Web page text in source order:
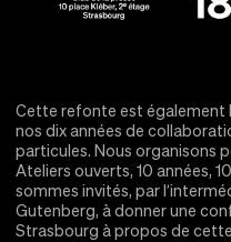
Cette refonte est également
nos dix années de
particules. Nous organisons
Ateliers ouverts, 10 années,
sommes invités, par
Gutenberg, à donner une
Strasbourg à propos de